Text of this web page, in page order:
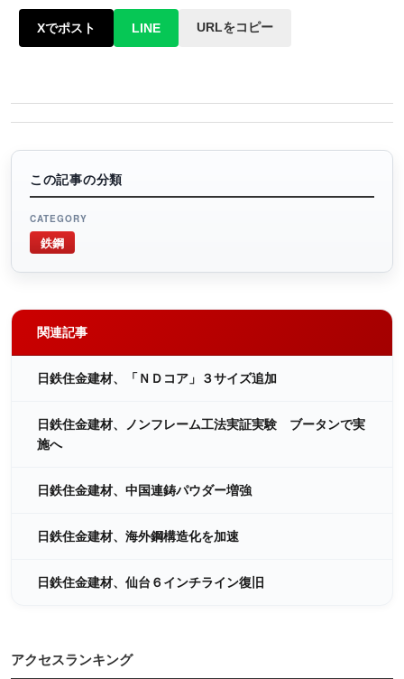
Xでポスト LINE URLをコピー
この記事の分類
CATEGORY
鉄鋼
関連記事
日鉄住金建材、「ＮＤコア」３サイズ追加
日鉄住金建材、ノンフレーム工法実証実験 ブータンで実
施へ
日鉄住金建材、中国連鋳パウダー増強
日鉄住金建材、海外鋼構造化を加速
日鉄住金建材、仙台６インチライン復旧
アクセスランキング